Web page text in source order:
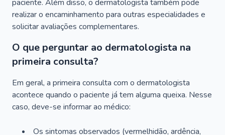
paciente. Além disso, o dermatologista também pode
realizar o encaminhamento para outras especialidades e
solicitar avaliações complementares.
O que perguntar ao dermatologista na
primeira consulta?
Em geral, a primeira consulta com o dermatologista
acontece quando o paciente já tem alguma queixa. Nesse
caso, deve-se informar ao médico:
Os sintomas observados (vermelhidão, ardência,